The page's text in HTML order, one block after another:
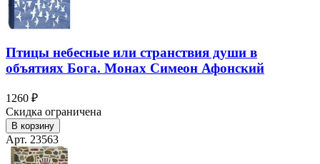
Птицы небесные или странствия души в
объятиях Бога. Монах Симеон Афонский
1260 ₽
Скидка ограничена
В корзину
Арт. 23563